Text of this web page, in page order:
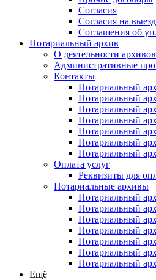
Согласия
Согласия на
Соглашения об
Нотариальный архив
О деятельности архивов
Административные
Контакты
Нотариальный
Нотариальный
Нотариальный
Нотариальный
Нотариальный
Нотариальный
Нотариальный
Оплата услуг
Реквизиты для
Нотариальные архивы
Нотариальный
Нотариальный
Нотариальный
Нотариальный
Нотариальный
Нотариальный
Нотариальный
Ещё